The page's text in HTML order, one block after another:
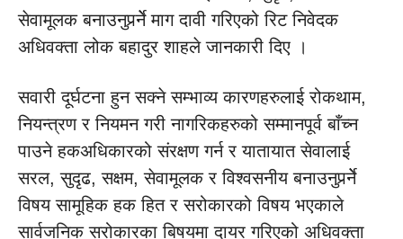
सेवामूलक बनाउनुपर्र्नेे माग दावी गरिएको रिट निवेदक
अधिवक्ता लोक बहादुर शाहले जानकारी दिए ।
सवारी दूर्घटना हुन सक्ने सम्भाव्य कारणहरुलाई रोकथाम,
नियन्त्रण र नियमन गरी नागरिकहरुको सम्मानपूर्व बाँच्न
पाउने हकअधिकारको संरक्षण गर्न र यातायात सेवालाई
सरल, सुदृढ, सक्षम, सेवामूलक र विश्वसनीय बनाउनुपर्र्नेे
विषय सामूहिक हक हित र सरोकारको विषय भएकाले
सार्वजनिक सरोकारका बिषयमा दायर गरिएको अधिवक्ता